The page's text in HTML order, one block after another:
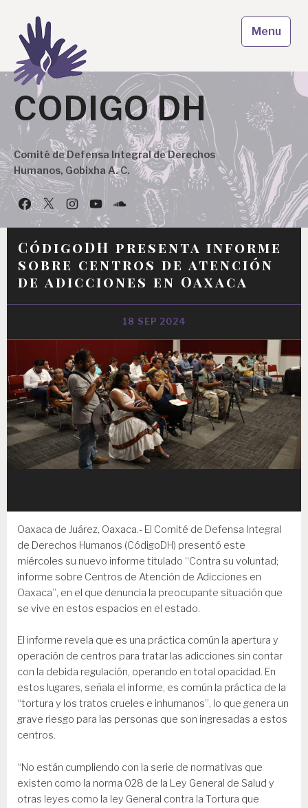
content
CODIGO DH
Comité de Defensa Integral de Derechos
Humanos, Gobixha A. C.
FacebookTwitterInstagramYouTubePodcast
Menu
CódigoDH presenta informe
sobre centros de atención
de adicciones en Oaxaca
18 SEP 2024
Oaxaca de Juárez, Oaxaca.- El Comité de Defensa Integral
de Derechos Humanos (CódigoDH) presentó este
miércoles su nuevo informe titulado “Contra su voluntad;
informe sobre Centros de Atención de Adicciones en
Oaxaca”, en el que denuncia la preocupante situación que
se vive en estos espacios en el estado.
El informe revela que es una práctica común la apertura y
operación de centros para tratar las adicciones sin contar
con la debida regulación, operando en total opacidad. En
estos lugares, señala el informe, es común la práctica de la
“tortura y los tratos crueles e inhumanos”, lo que genera un
grave riesgo para las personas que son ingresadas a estos
centros.
“No están cumpliendo con la serie de normativas que
existen como la norma 028 de la Ley General de Salud y
otras leyes como la ley General contra la Tortura que